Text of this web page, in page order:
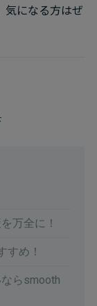
気になる方はぜ
万全に！
すめ！
らsmooth